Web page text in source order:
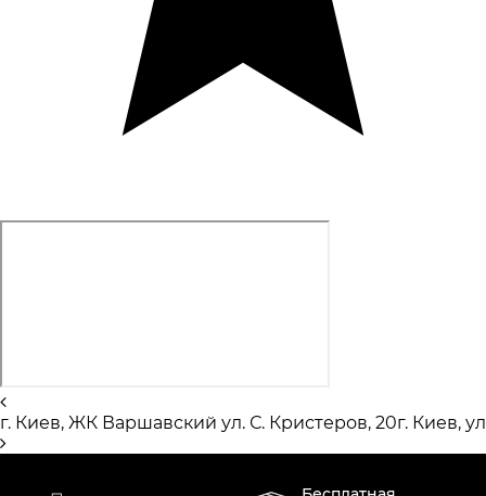
г. Киев, ЖК Варшавский ул. С. Кристеров, 20г. Киев,